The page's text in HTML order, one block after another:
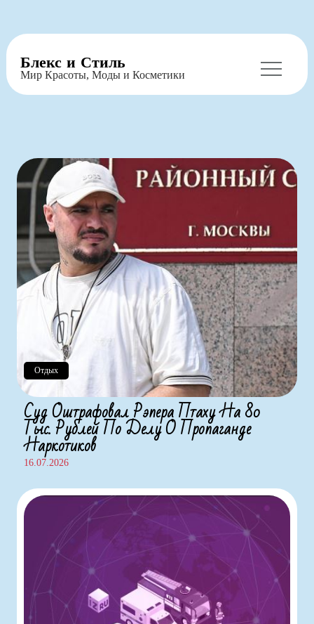
Перейти
содержимому
Блекс и Стиль
Мир Красоты, Моды и Косметики
Отдых
Суд Оштрафовал Рэпера Птаху На 80
Тыс. Рублей По Делу О Пропаганде
Наркотиков
16.07.2026